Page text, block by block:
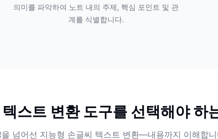
의미를 파악하여 노트 내의 주제, 핵심 포인트 및 관
계를 식별합니다.
스트 변환 도구를 선택해야 하
을 넘어선 지능형 손글씨 텍스트 변환—내용까지 이해합